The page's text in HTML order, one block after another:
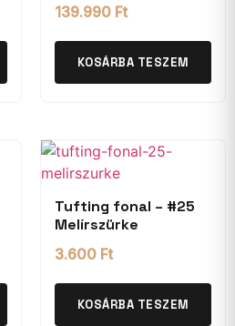
139.990 Ft
KOSÁRBA TESZEM
Tufting fonal – #25
Melírszürke
3.600 Ft
KOSÁRBA TESZEM